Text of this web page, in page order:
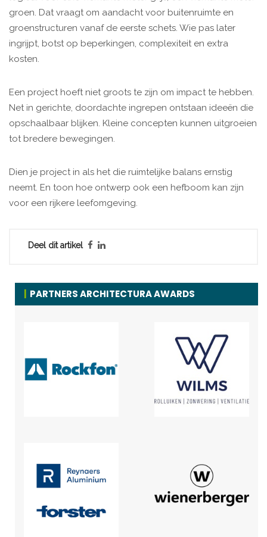
groen. Dat vraagt om aandacht voor buitenruimte en
groenstructuren vanaf de eerste schets. Wie pas later
ingrijpt, botst op beperkingen, complexiteit en extra
kosten.
Een project hoeft niet groots te zijn om impact te hebben.
Net in gerichte, doordachte ingrepen ontstaan ideeën die
opschaalbaar blijken. Kleine concepten kunnen uitgroeien
tot bredere bewegingen.
Dien je project in als het die ruimtelijke balans ernstig
neemt. En toon hoe ontwerp ook een hefboom kan zijn
voor een rijkere leefomgeving.
Deel dit artikel
PARTNERS ARCHITECTURA AWARDS